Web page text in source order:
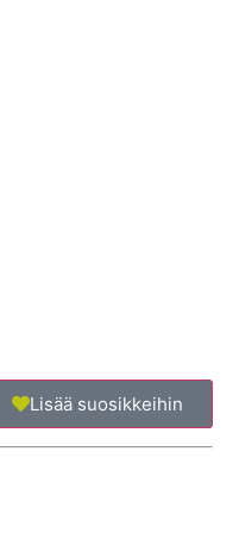
Lisää suosikkeihin